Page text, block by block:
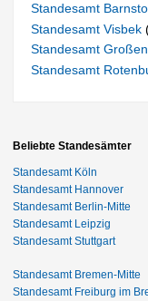
Standesamt
Standesamt Visbek
Standesamt
Standesamt
Beliebte Standesämter
Standesamt Köln
Standesamt Hannover
Standesamt Berlin-Mitte
Standesamt Leipzig
Standesamt Stuttgart
Standesamt Bremen-Mitte
Standesamt Freiburg im